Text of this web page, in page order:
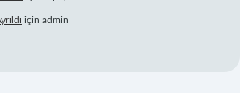
için admin